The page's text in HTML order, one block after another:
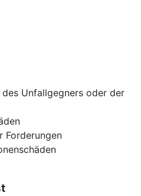
des Unfallgegners oder der
Forderungen